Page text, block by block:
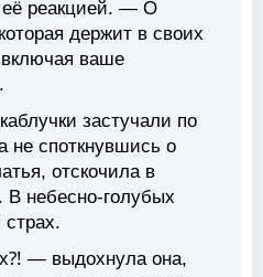
её реакцией. — О
держит в своих
включая ваше
застучали по
не споткнувшись о
отскочила в
В небесно-голубых
страх.
— выдохнула она,